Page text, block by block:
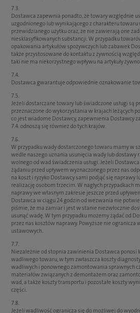
7.3.
Dostawca zapewnia ponadto, że towary względnie
uzgodnionego lub wynikającego z charakteru towaru
przewidzianego użytku oraz, że nie zawierają one
niesklasyfikowanych substancji. W przypadku
opakowania artykułów spożywczych lub zabawek
także przystosowane do kontaktu z żywnością
taki nie ma niekorzystnego wpływu na artykuły
7.4.
Dostawca gwarantuje odpowiednie oznakowanie
7.5.
Jeżeli dostarczane towary lub świadczone usługi są
przeznaczone do wykorzystania w krajach leżących
co jest wiadome Dostawcy, zapewnienia Dostawcy
7.4. odnoszą się również do tych krajów.
7.6.
W przypadku wady dostarczonego towaru mamy w
wedle naszego uznania usunięcia wady lub dostawy
wolnego od wad świadczenia usługi. Jeżeli
żądaniu przed upływem wyznaczonego przez nas
na koszt i ryzyko Dostawcy sami podjąć się naprawy
realizację osobom trzecim. W nagłych przypadkach
naprawy we własnym zakresie jeszcze przed
Dostawca w ciągu 24 godzin od wezwania nie
piśmie, że ma zamiar i jest w stanie niezwłocznie
usunąć wadę. W tym przypadku możemy żądać od
przez nas kosztów naprawy. Powyższe nie ogranicza
ustawowych.
7.7.
Niezależnie od stopnia zawinienia Dostawca ponosi
wadliwego towaru, w tym zwłaszcza koszty
wadliwych i ponownego zamontowania sprawnych
materiałów związanych z demontażem oraz
wad, a także koszty transportu i pozostałe koszty
części.
7.8.
Jeżeli wadliwość ogranicza się do możliwej do